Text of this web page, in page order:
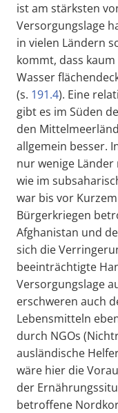
ist am stärksten
Versorgungslage
in vielen Ländern
kommt, dass
Wasser
(s. 191.4). Eine
gibt es im Süden
den
allgemein besser.
nur wenige
wie im
war bis vor
Bürgerkriegen
Afghanistan und
sich die
beeinträchtigte
Versorgungslage
erschweren auch
Lebensmitteln
durch NGOs
ausländische
wäre hier die
der
betroffene